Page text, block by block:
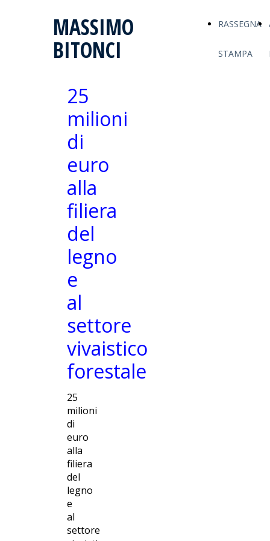
MASSIMO
BITONCI
RASSEGNA
STAMPA
25
milioni
di
euro
alla
filiera
del
legno
e
al
settore
vivaistico
forestale
25
milioni
di
euro
alla
filiera
del
legno
e
al
settore